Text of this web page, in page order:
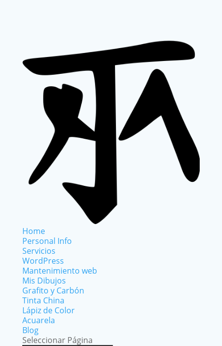
Home
Personal Info
Servicios
WordPress
Mantenimiento web
Mis Dibujos
Grafito y Carbón
Tinta China
Lápiz de Color
Acuarela
Blog
Seleccionar Página